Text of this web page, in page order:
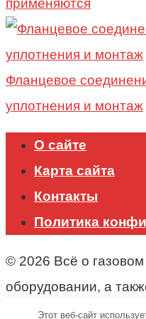
применяются
Фланцевое
уплотнения и монтаж
О сайте
Карта сайта
Контакты
Политика
© 2026 Всё о газовом
оборудовании, а
строительстве.
Этот веб-сайт